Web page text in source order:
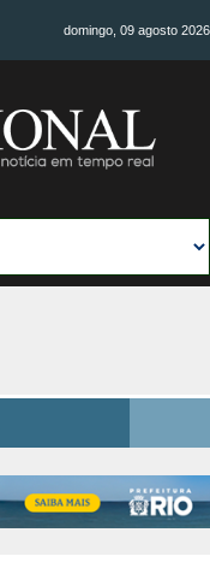
domingo, 09 agosto 2026